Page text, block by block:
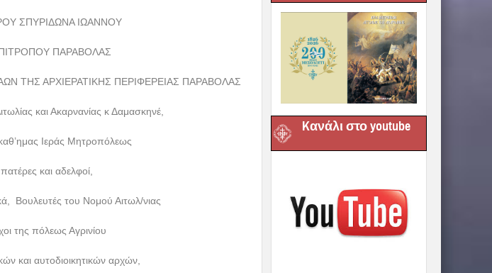
ΣΠΥΡΙΔΩΝΑ ΙΩΑΝΝΟΥ
ΠΑΡΑΒΟΛΑΣ
ΤΗΣ ΑΡΧΙΕΡΑΤΙΚΗΣ ΠΕΡΙΦΕΡΕΙΑΣ ΠΑΡΑΒΟΛΑΣ
και Ακαρνανίας κ Δαμασκηνέ,
καθ’ημας Ιεράς Μητροπόλεως
και αδελφοί,
Βουλευτές του Νομού Αιτωλ/νιας
της πόλεως Αγρινίου
και αυτοδιοικητικών αρχών,
Kανάλι στο youtube